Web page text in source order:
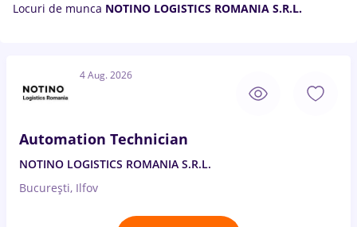
Locuri de munca NOTINO LOGISTICS ROMANIA S.R.L.
4 Aug. 2026
Automation Technician
NOTINO LOGISTICS ROMANIA S.R.L.
București, Ilfov